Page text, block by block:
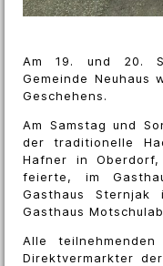
Am 19. und 20.
Gemeinde Neuhaus
Geschehens.
Am Samstag und
der traditionelle
Hafner in Oberdorf,
feierte, im
Gasthaus
Gasthaus
Alle
Direktvermarkter